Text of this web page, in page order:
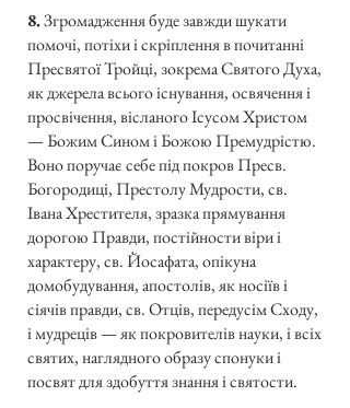
8.Згромадження буде завжди шукати
помочі, потіхи і скріплення в почитанні
Пресвятої Тройці, зокрема Святого Духа,
як джерела всього існування, освячення і
просвічення, вісланого Ісусом Христом
— Божим Сином і Божою Премудрістю.
Воно поручає себе під покров Пресв.
Богородиці, Престолу Мудрости, св.
Івана Хрестителя, зразка прямування
дорогою Правди, постійности віри і
характеру, св. Йосафата, опікуна
домобудування, апостолів, як носіїв і
сіячів правди, св. Отців, передусім Сходу,
і мудреців — як покровителів науки, і всіх
святих, наглядного образу спонуки і
посвят для здобуття знання і святости.